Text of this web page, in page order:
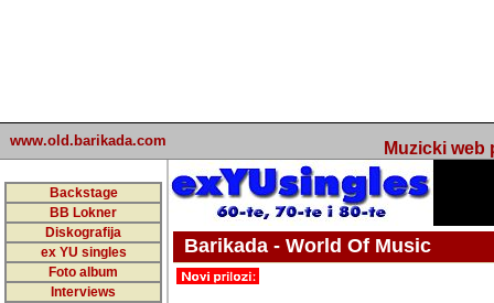
www.old.barikada.com Muzicki web
Backstage
BB Lokner
Diskografija
ex YU singles
Foto album
Interviews
Barikada - World Of Music